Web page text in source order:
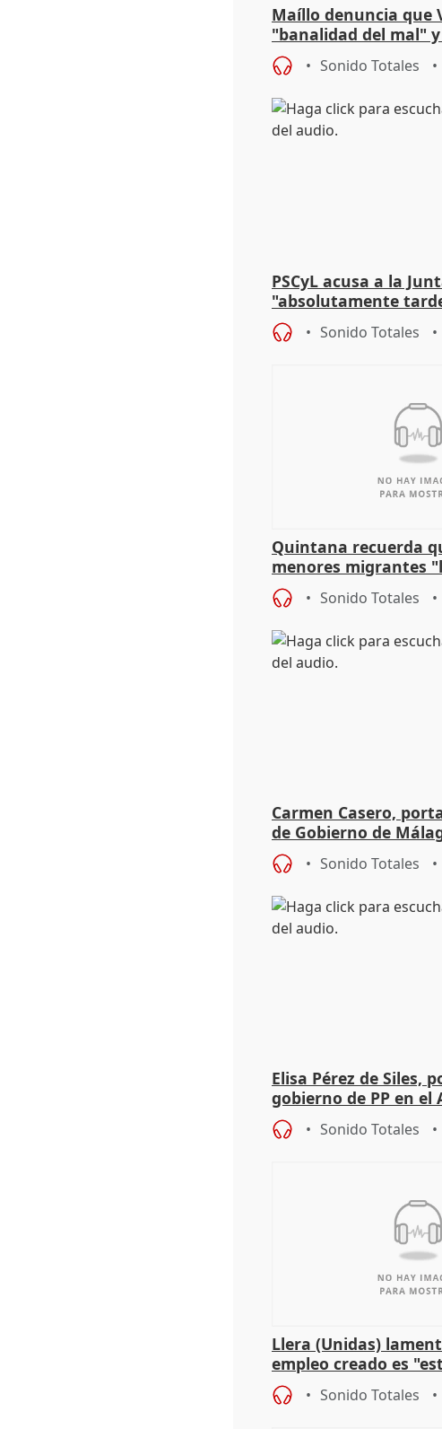
Maíllo denuncia que
"banalidad del mal" y
asume todas sus tesis
Sonido Totales
PSCyL acusa a la
"absolutamente
problemas como
Sonido Totales
Quintana recuerda
menores migrantes
aportación del
Sonido Totales
Carmen Casero,
de Gobierno de
de Pérez de Siles
Sonido Totales
Elisa Pérez de Siles,
gobierno de PP en
de Málaga, deja la
Sonido Totales
Llera (Unidas)
empleo creado es
"esfumará" al acabar
Sonido Totales